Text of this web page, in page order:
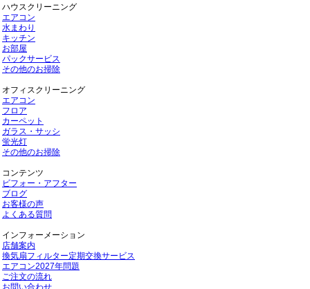
ハウスクリーニング
エアコン
水まわり
キッチン
お部屋
パックサービス
その他のお掃除
オフィスクリーニング
エアコン
フロア
カーペット
ガラス・サッシ
蛍光灯
その他のお掃除
コンテンツ
ビフォー・アフター
ブログ
お客様の声
よくある質問
インフォーメーション
店舗案内
換気扇フィルター定期交換サービス
エアコン2027年問題
ご注文の流れ
お問い合わせ